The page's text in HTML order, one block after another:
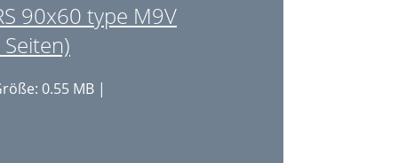
90x60 type M9V
0.55 MB |